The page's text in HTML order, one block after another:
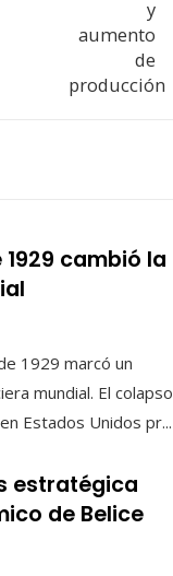
cambió la
1929 marcó un
mundial. El colapso
Estados Unidos pr...
estratégica
de Belice